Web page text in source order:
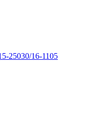
25030/16-1105